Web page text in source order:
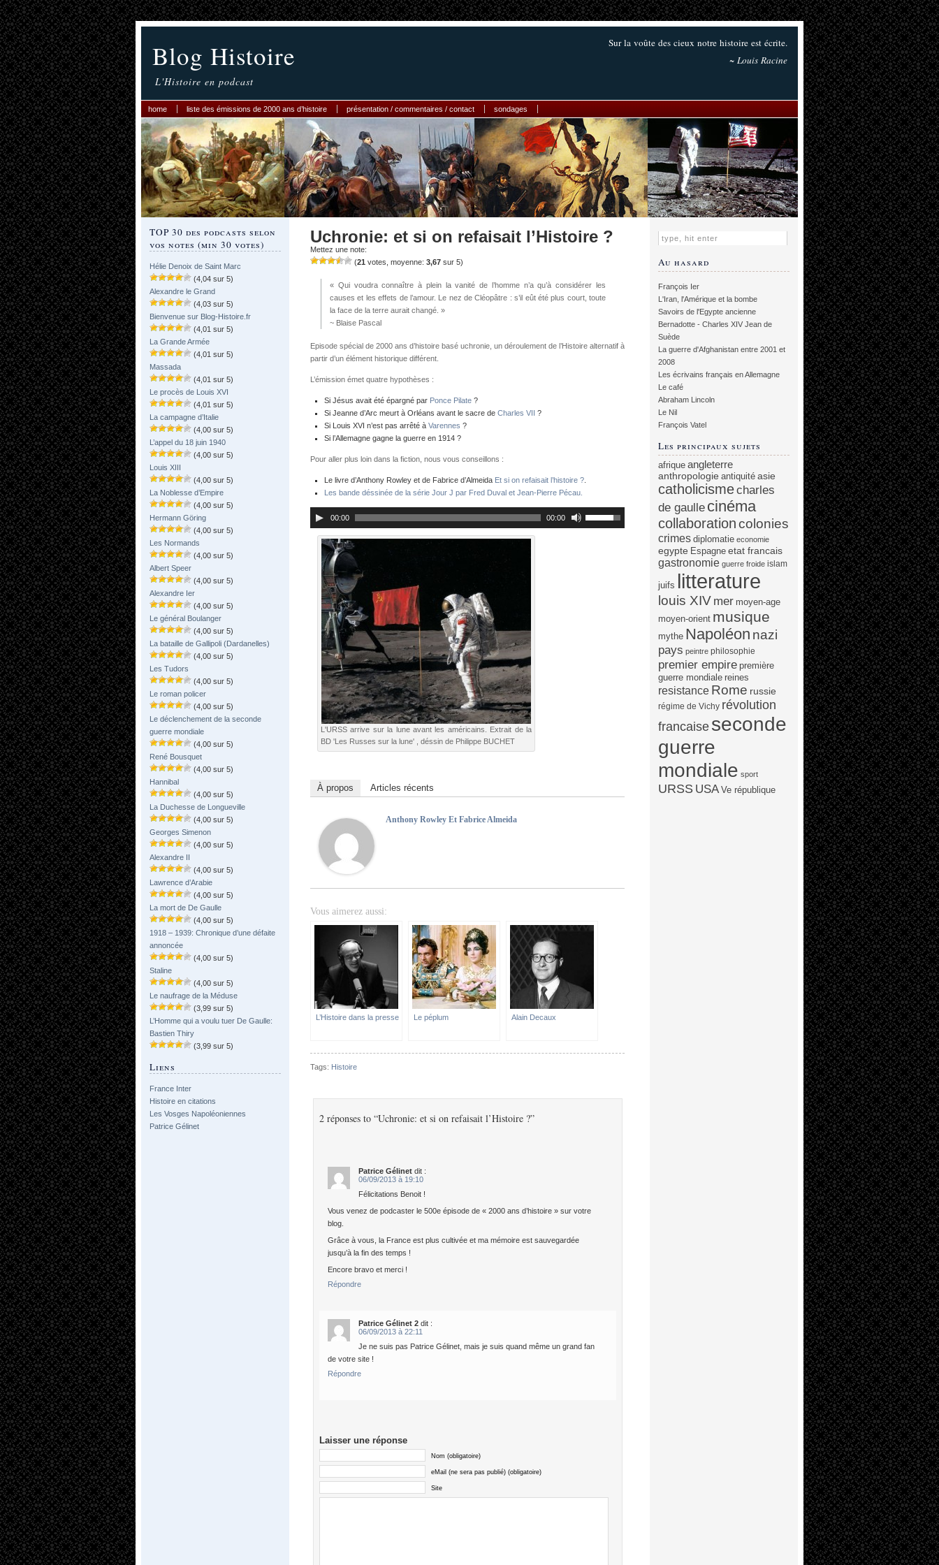
Blog Histoire
L'Histoire en podcast
Sur la voûte des cieux notre histoire est écrite.
~ Louis Racine
home liste des émissions de 2000 ans d’histoire présentation / commentaires / contact sondages
TOP 30 des podcasts selon
vos notes (min 30 votes)
Hélie Denoix de Saint Marc
(4,04 sur 5)
Alexandre le Grand
(4,03 sur 5)
Bienvenue sur Blog-Histoire.fr
(4,01 sur 5)
La Grande Armée
(4,01 sur 5)
Massada
(4,01 sur 5)
Le procès de Louis XVI
(4,01 sur 5)
La campagne d’Italie
(4,00 sur 5)
L’appel du 18 juin 1940
(4,00 sur 5)
Louis XIII
(4,00 sur 5)
La Noblesse d’Empire
(4,00 sur 5)
Hermann Göring
(4,00 sur 5)
Les Normands
(4,00 sur 5)
Albert Speer
(4,00 sur 5)
Alexandre Ier
(4,00 sur 5)
Le général Boulanger
(4,00 sur 5)
La bataille de Gallipoli (Dardanelles)
(4,00 sur 5)
Les Tudors
(4,00 sur 5)
Le roman policer
(4,00 sur 5)
Le déclenchement de la seconde
guerre mondiale
(4,00 sur 5)
René Bousquet
(4,00 sur 5)
Hannibal
(4,00 sur 5)
La Duchesse de Longueville
(4,00 sur 5)
Georges Simenon
(4,00 sur 5)
Alexandre II
(4,00 sur 5)
Lawrence d’Arabie
(4,00 sur 5)
La mort de De Gaulle
(4,00 sur 5)
1918 – 1939: Chronique d’une défaite
annoncée
(4,00 sur 5)
Staline
(4,00 sur 5)
Le naufrage de la Méduse
(3,99 sur 5)
L’Homme qui a voulu tuer De Gaulle:
Bastien Thiry
(3,99 sur 5)
Liens
France Inter
Histoire en citations
Les Vosges Napoléoniennes
Patrice Gélinet
Uchronie: et si on refaisait l’Histoire ?
Mettez une note:
(21 votes, moyenne: 3,67 sur 5)
« Qui voudra connaître à plein la vanité de l’homme n’a qu’à considérer les
causes et les effets de l’amour. Le nez de Cléopâtre : s’il eût été plus court, toute
la face de la terre aurait changé. »
~ Blaise Pascal
Episode spécial de 2000 ans d’histoire basé uchronie, un déroulement de l’Histoire alternatif à
partir d’un élément historique différent.
L’émission émet quatre hypothèses :
Si Jésus avait été épargné par Ponce Pilate ?
Si Jeanne d’Arc meurt à Orléans avant le sacre de Charles VII ?
Si Louis XVI n’est pas arrêté à Varennes ?
Si l’Allemagne gagne la guerre en 1914 ?
Pour aller plus loin dans la fiction, nous vous conseillons :
Le livre d’Anthony Rowley et de Fabrice d’Almeida Et si on refaisait l’histoire ?
Les bande déssinée de la série Jour J par Fred Duval et Jean-Pierre Pécau.
00:00 00:00
L'URSS arrive sur la lune avant les américains. Extrait de la
BD 'Les Russes sur la lune' , déssin de Philippe BUCHET
À propos Articles récents
Anthony Rowley Et Fabrice Almeida
Vous aimerez aussi:
L’Histoire dans la presse Le péplum Alain Decaux
Tags: Histoire
2 réponses to “Uchronie: et si on refaisait l’Histoire ?”
Patrice Gélinet dit :
06/09/2013 à 19:10
Félicitations Benoit !
Vous venez de podcaster le 500e épisode de « 2000 ans d’histoire » sur votre
blog.
Grâce à vous, la France est plus cultivée et ma mémoire est sauvegardée
jusqu’à la fin des temps !
Encore bravo et merci !
Répondre
Patrice Gélinet 2 dit :
06/09/2013 à 22:11
Je ne suis pas Patrice Gélinet, mais je suis quand même un grand fan
de votre site !
Répondre
Laisser une réponse
Nom (obligatoire)
eMail (ne sera pas publié) (obligatoire)
Site
Au hasard
François Ier
L'Iran, l'Amérique et la bombe
Savoirs de l'Egypte ancienne
Bernadotte - Charles XIV Jean de
Suède
La guerre d'Afghanistan entre 2001 et
2008
Les écrivains français en Allemagne
Le café
Abraham Lincoln
Le Nil
François Vatel
Les principaux sujets
afrique angleterre
anthropologie antiquité asie
catholicismecharles
de gaulle cinéma
collaborationcolonies
crimes diplomatie economie
egypte Espagne etat francais
gastronomie guerre froide islam
juifs litterature
louis XIV mer moyen-age
moyen-orient musique
mythe Napoléon nazi
pays peintre philosophie
premier empire première
guerre mondiale reines
resistance Rome russie
régime de Vichy révolution
francaise seconde
guerre
mondiale sport
URSS USA Ve république